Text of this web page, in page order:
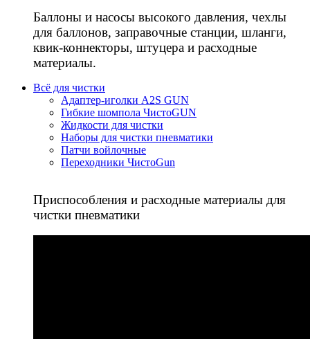
Баллоны и насосы высокого давления, чехлы
для баллонов, заправочные станции, шланги,
квик-коннекторы, штуцера и расходные
материалы.
Всё для чистки
Адаптер-иголки A2S GUN
Гибкие шомпола ЧистоGUN
Жидкости для чистки
Наборы для чистки пневматики
Патчи войлочные
Переходники ЧистоGun
Приспособления и расходные материалы для
чистки пневматики